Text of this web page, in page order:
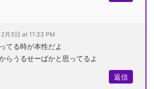
月3日 at 11:23 PM
てる時が本性だよ
らうるせーばかと思ってるよ
返信